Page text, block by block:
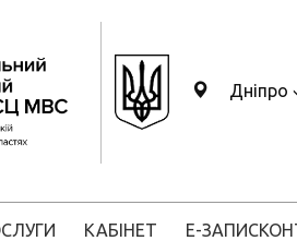
Дніпро
КАБІНЕТ Е-ЗАПИС